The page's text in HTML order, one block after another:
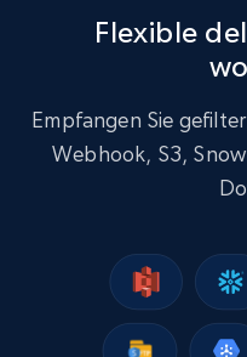
Google Maps full
Address, Description,
Business
Flexible
Empfangen Sie
Webhook, S3,